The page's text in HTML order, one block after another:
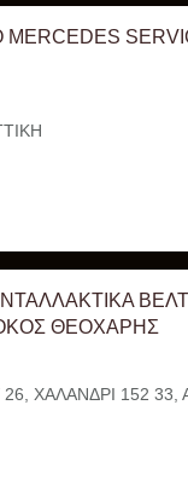
ΘΕΟΧΑΡΗΣ
ΧΑΛΑΝΔΡΙ 152 33,